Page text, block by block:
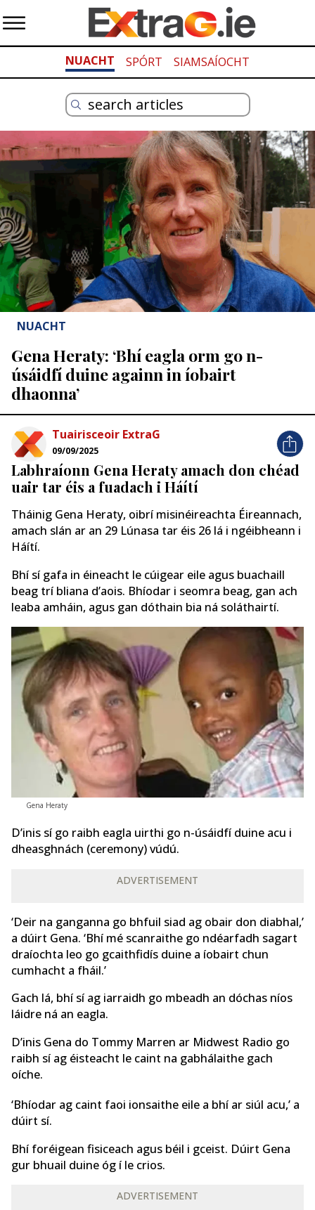
NUACHT SPÓRT SIAMSAÍOCHT
NUACHT
Gena Heraty: ‘Bhí eagla orm go n-
úsáidfí duine againn in íobairt
dhaonna’
Tuairisceoir ExtraG
09/09/2025
Labhraíonn Gena Heraty amach don chéad
uair tar éis a fuadach i Háítí
Tháinig Gena Heraty, oibrí misinéireachta Éireannach,
amach slán ar an 29 Lúnasa tar éis 26 lá i ngéibheann i
Háítí.
Bhí sí gafa in éineacht le cúigear eile agus buachaill
beag trí bliana d’aois. Bhíodar i seomra beag, gan ach
leaba amháin, agus gan dóthain bia ná soláthairtí.
Gena Heraty
D’inis sí go raibh eagla uirthi go n-úsáidfí duine acu i
dheasghnách (ceremony) vúdú.
ADVERTISEMENT
‘Deir na ganganna go bhfuil siad ag obair don diabhal,’
a dúirt Gena. ‘Bhí mé scanraithe go ndéarfadh sagart
draíochta leo go gcaithfidís duine a íobairt chun
cumhacht a fháil.’
Gach lá, bhí sí ag iarraidh go mbeadh an dóchas níos
láidre ná an eagla.
D’inis Gena do Tommy Marren ar Midwest Radio go
raibh sí ag éisteacht le caint na gabhálaithe gach
oíche.
‘Bhíodar ag caint faoi ionsaithe eile a bhí ar siúl acu,’ a
dúirt sí.
Bhí foréigean fisiceach agus béil i gceist. Dúirt Gena
gur bhuail duine óg í le crios.
ADVERTISEMENT